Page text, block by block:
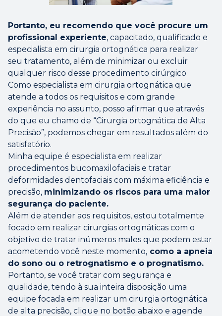
Portanto, eu recomendo que você procure um
profissional experiente, capacitado, qualificado e
especialista em cirurgia ortognática para realizar
seu tratamento, além de minimizar ou excluir
qualquer risco desse procedimento cirúrgico
Como especialista em cirurgia ortognática que
atende a todos os requisitos e com grande
experiência no assunto, posso afirmar que através
do que eu chamo de “Cirurgia ortognática de Alta
Precisão”, podemos chegar em resultados além do
satisfatório.
Minha equipe é especialista em realizar
procedimentos bucomaxilofaciais e tratar
deformidades dentofaciais com máxima eficiência e
precisão, minimizando os riscos para uma maior
segurança do paciente.
Além de atender aos requisitos, estou totalmente
focado em realizar cirurgias ortognáticas com o
objetivo de tratar inúmeros males que podem estar
acometendo você neste momento, como a apneia
do sono ou o retrognatismo e o prognatismo.
Portanto, se você tratar com segurança e
qualidade, tendo à sua inteira disposição uma
equipe focada em realizar um cirurgia ortognática
de alta precisão, clique no botão abaixo e agende